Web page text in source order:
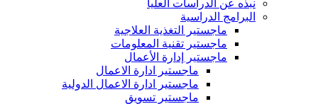
نبذه عن الدراسات العليا
البرامج الدراسية
ماجستير التغذية العلاجية
ماجستير تقنية المعلومات
ماجستير إدارة الأعمال
ماجستير ادارة الاعمال
ماجستير ادارة الاعمال الدولية
ماجستير تسويق